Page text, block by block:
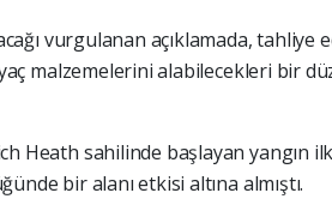
vurgulanan açıklamada, tahliye
malzemelerini alabilecekleri bir
Heath sahilinde başlayan yangın
bir alanı etkisi altına almıştı.